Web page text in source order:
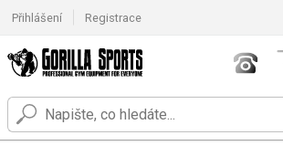
Přihlášení Registrace